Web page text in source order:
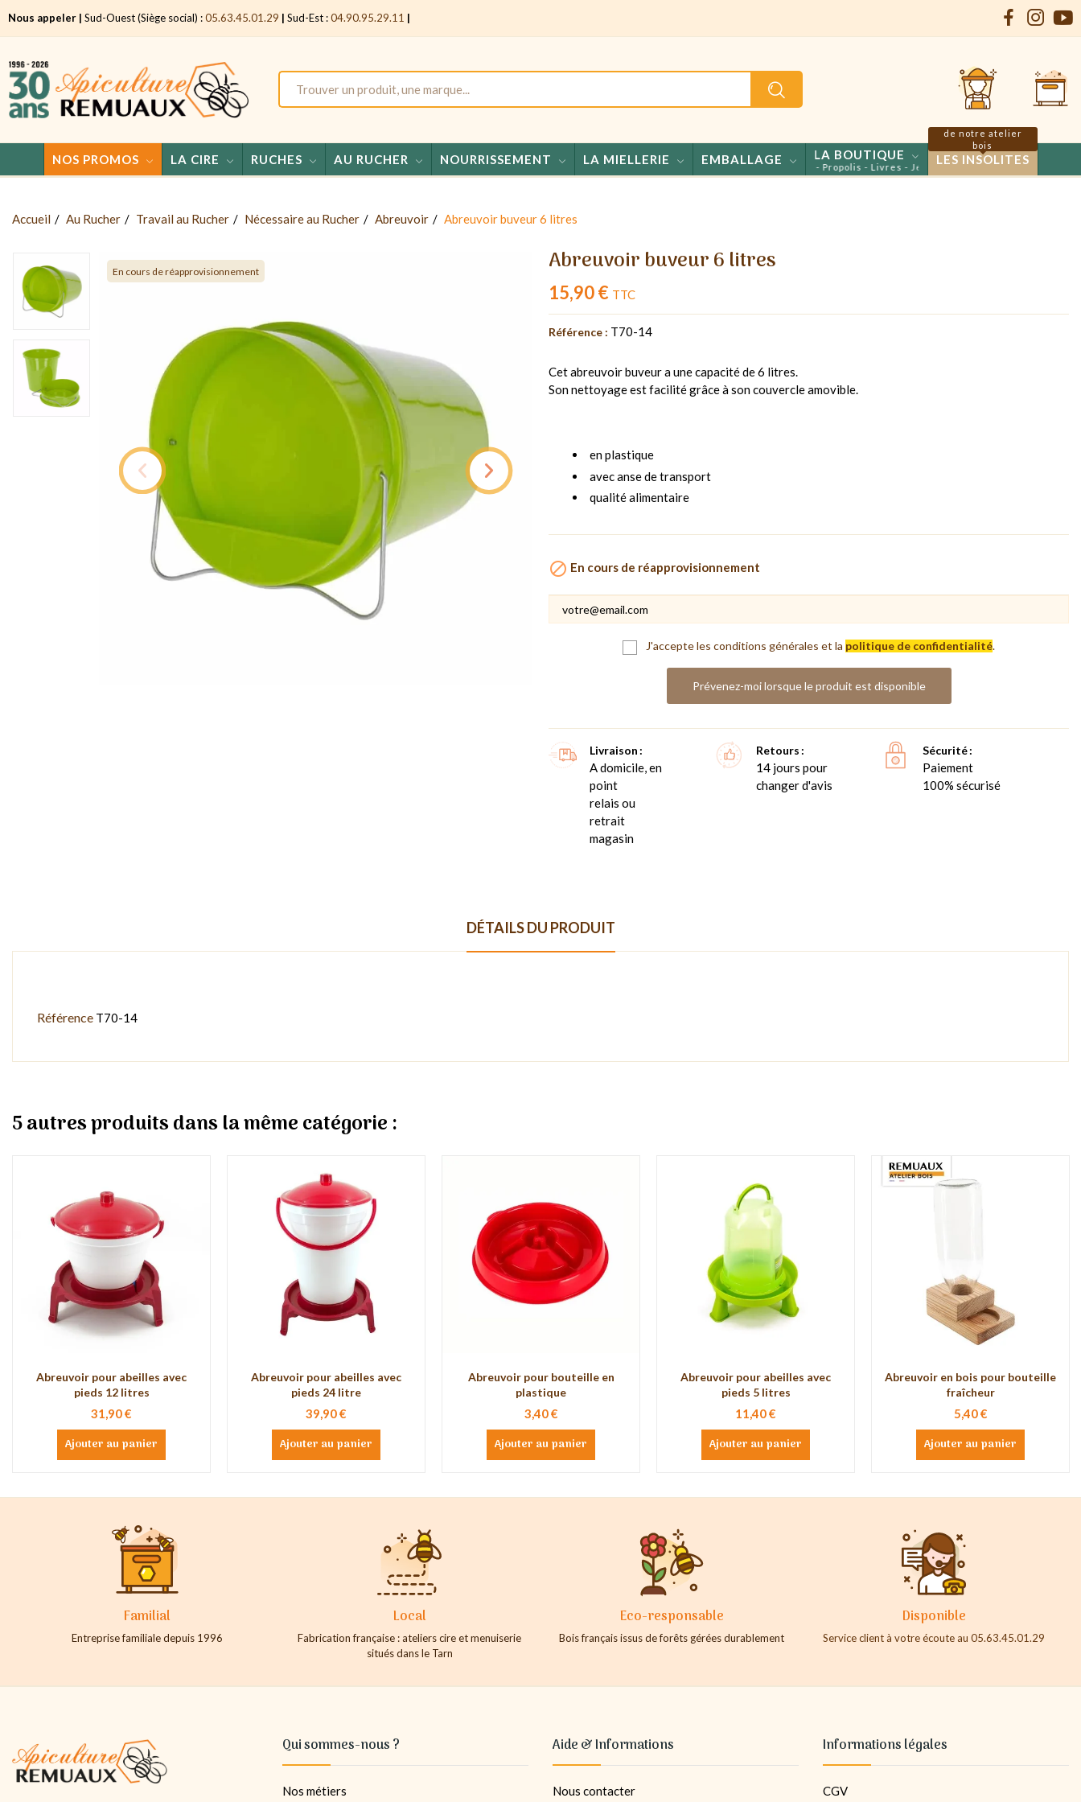
Nous appeler | Sud-Ouest (Siège social) :05.63.45.01.29 | Sud-Est :04.90.95.29.11 |
NOS PROMOS LA CIRE RUCHES AU RUCHER NOURRISSEMENT LA MIELLERIE EMBALLAGE LA BOUTIQUE
Miels - Confiseries - Propolis - Livres - Jeux
LES INSOLITES
de notre atelier
bois
Accueil Au Rucher Travail au Rucher Nécessaire au Rucher Abreuvoir Abreuvoir buveur 6 litres
En cours de réapprovisionnement Abreuvoir buveur 6 litres
15,90 € TTC
Référence : T70-14
Cet abreuvoir buveur a une capacité de 6 litres.
Son nettoyage est facilité grâce à son couvercle amovible.
en plastique
avec anse de transport
qualité alimentaire
 En cours de réapprovisionnement
J'accepte les conditions générales et la politique de confidentialité.
Prévenez-moi lorsque le produit est disponible
Livraison
A domicile, en
point
relais ou
retrait
magasin
Retours
14 jours pour
changer d'avis
Sécurité
Paiement
100% sécurisé
DÉTAILS DU PRODUIT
Référence T70-14
5 autres produits dans la même catégorie :
Abreuvoir pour abeilles avec
pieds 12 litres
31,90 €
Ajouter au panier
Abreuvoir pour abeilles avec
pieds 24 litre
39,90 €
Ajouter au panier
Abreuvoir pour bouteille en
plastique
3,40 €
Ajouter au panier
Abreuvoir pour abeilles avec
pieds 5 litres
11,40 €
Ajouter au panier
Abreuvoir en bois pour bouteille
fraîcheur
5,40 €
Ajouter au panier
Familial
Entreprise familiale depuis 1996
Local
Fabrication française : ateliers cire et menuiserie
situés dans le Tarn
Eco-responsable
Bois français issus de forêts gérées durablement
Disponible
Service client à votre écoute au 05.63.45.01.29
Qui sommes-nous ?
Nos métiers
Aide & Informations
Nous contacter
Informations légales
CGV